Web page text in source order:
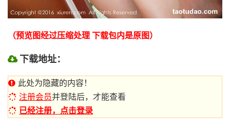
（预览图经过压缩处理 下载包内是原图）
下载地址：
此处为隐藏的内容！
注册会员并登陆后，才能查看
已经注册，点击登录